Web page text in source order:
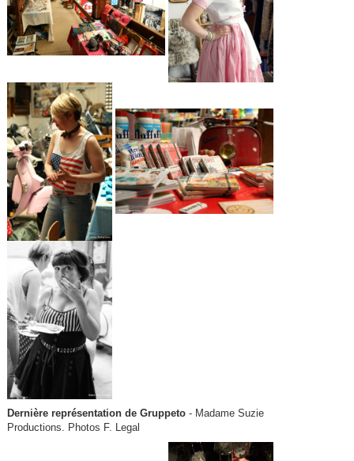
Dernière représentation de Gruppeto- Madame Suzie
Productions. Photos F. Legal